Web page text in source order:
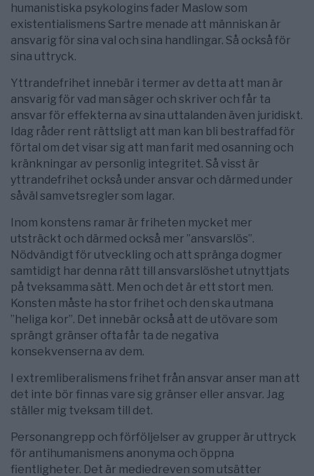
humanistiska psykologins fader Maslow som
existentialismens Sartre menade att människan är
ansvarig för sina val och sina handlingar. Så också för
sina uttryck.
Yttrandefrihet innebär i termer av detta att man är
ansvarig för vad man säger och skriver och får ta
ansvar för effekterna av sina uttalanden även juridiskt.
Idag råder rent rättsligt att man kan bli bestraffad för
förtal om det visar sig att man farit med osanning och
kränkningar av personlig integritet. Så visst är
yttrandefrihet också under ansvar och därmed under
såväl samvetsregler som lagar.
Inom konstens ramar är friheten mycket mer
utsträckt och därmed också mer ”ansvarslös”.
Nödvändigt för utveckling och att spränga dogmer
samtidigt har denna rätt till ansvarslöshet utnyttjats
på tveksamma sätt. Men och det är ett stort men.
Konsten måste ha stor frihet och den ska utmana
”heliga kor”. Det innebär också att de utövare som
sprängt gränser ofta får ta de negativa
konsekvenserna av dem.
I extremliberalismens frihet från ansvar anser man att
det inte bör finnas vare sig gränser eller ansvar. Jag
ställer mig tveksam till det.
Personangrepp och förföljelser av grupper är uttryck
för antihumanismens anonyma och öppna
fientligheter. Det är mediedreven som utsätter